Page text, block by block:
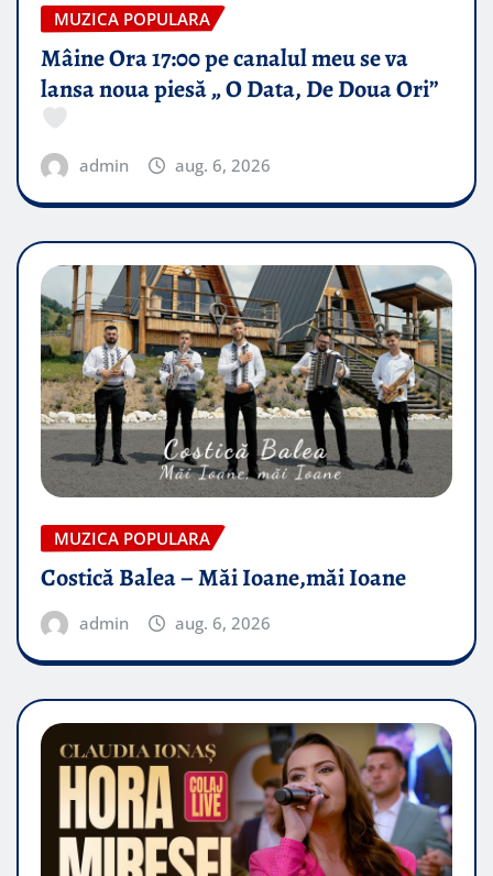
MUZICA POPULARA
Mâine Ora 17:00 pe canalul meu se va
lansa noua piesă „ O Data, De Doua Ori”
admin aug. 6, 2026
MUZICA POPULARA
Costică Balea – Măi Ioane,măi Ioane
admin aug. 6, 2026